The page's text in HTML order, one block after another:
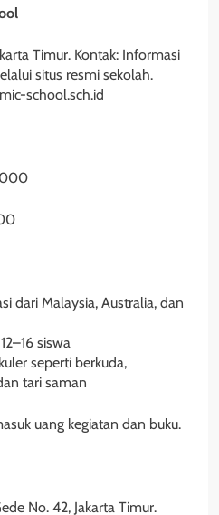
Timur. Kontak: Informasi
situs resmi sekolah.
school.sch.id
dari Malaysia, Australia, dan
siswa
seperti berkuda,
tari saman
uang kegiatan dan buku.
No. 42, Jakarta Timur.